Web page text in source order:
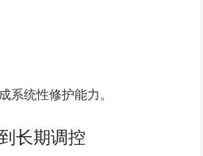
系统性修护能力。
长期调控